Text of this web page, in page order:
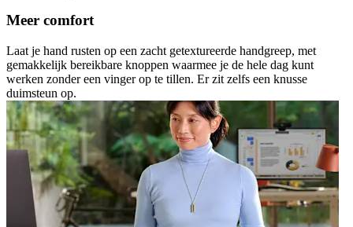
Meer comfort
Laat je hand rusten op een zacht getextureerde handgreep, met
gemakkelijk bereikbare knoppen waarmee je de hele dag kunt
werken zonder een vinger op te tillen. Er zit zelfs een knusse
duimsteun op.